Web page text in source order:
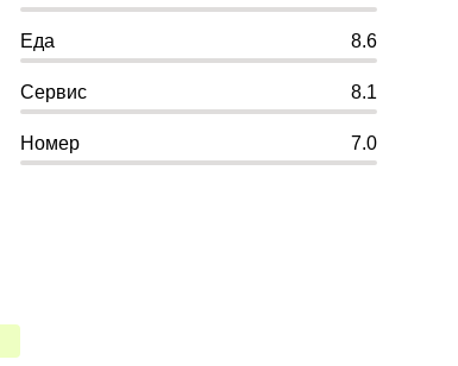
Еда 8.6
Сервис 8.1
Номер 7.0